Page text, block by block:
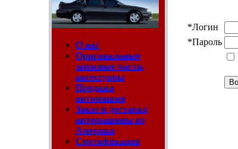
О нас
Оригинальные
запасные части,
аксессуары
Продажа
автомашин
Заказ и доставка
автомашины из
Америки
Сертификация
*Логин
*Пароль